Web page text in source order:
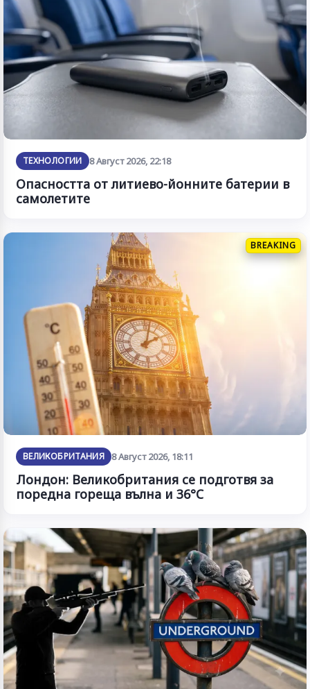
ТЕХНОЛОГИИ 8 Август 2026, 22:18
Опасността от литиево-йонните батерии в
самолетите
BREAKING
ВЕЛИКОБРИТАНИЯ 8 Август 2026, 18:11
Лондон: Великобритания се подготвя за
поредна гореща вълна и 36°C